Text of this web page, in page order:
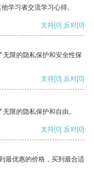
学习者交流学习心得。
支持[0] 反对[0]
限的隐私保护和安全性保
支持[0] 反对[0]
限的隐私保护和自由。
支持[0] 反对[0]
最优惠的价格，买到最合适